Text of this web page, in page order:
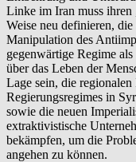
Linke im Iran muss ihren
Weise neu definieren,
Manipulation des
gegenwärtige Regime
über das Leben der
Lage sein, die
Regierungsregimes in
sowie die neuen
extraktivistische
bekämpfen, um die
angehen zu können.